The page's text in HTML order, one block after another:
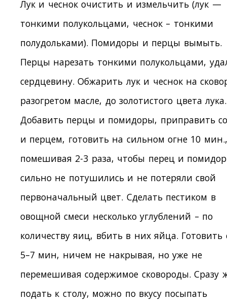
Лук и чеснок очистить и измельчить (лук —
тонкими полукольцами, чеснок – тонкими
полудольками). Помидоры и перцы вымыть.
Перцы нарезать тонкими полукольцами,
сердцевину. Обжарить лук и чеснок на
разогретом масле, до золотистого цвета лука.
Добавить перцы и помидоры, приправить
и перцем, готовить на сильном огне 10 мин.,
помешивая 2-3 раза, чтобы перец и
сильно не потушились и не потеряли свой
первоначальный цвет. Сделать пестиком в
овощной смеси несколько углублений – по
количеству яиц, вбить в них яйца. Готовить
5–7 мин, ничем не накрывая, но уже не
перемешивая содержимое сковороды. Сразу
подать к столу, можно по вкусу посыпать